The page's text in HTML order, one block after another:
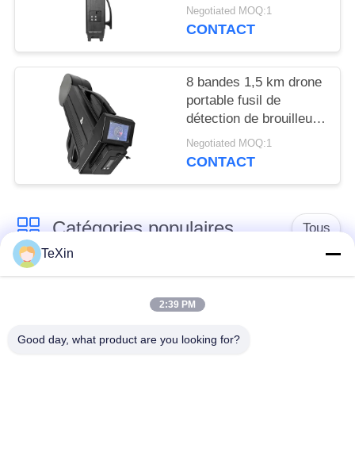
de bourdon de GPSL1
L2 WIFI
Negotiated MOQ:1
CONTACT
8 bandes 1,5 km drone
portable fusil de
détection de brouilleur
FPV pour la sécurité
des zones clés
Negotiated MOQ:1
CONTACT
Catégories populaires Tous
Module de brouilleur
module de brouillage
de drone
Module de brouilleur
amplificateur de
TeXin
2:39 PM
Good day, what product are you looking for?